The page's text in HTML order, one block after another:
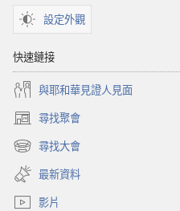
設定外觀
快速鏈接
與耶和華見證人見面
尋找聚會
（開
啟
新
視
窗）
尋找大會
（開
啟
新
視
最新資料
影片